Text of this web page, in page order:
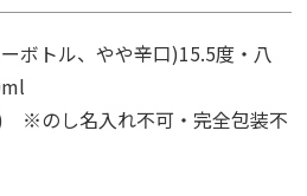
ボトル、やや辛口)15.5度・八
※のし名入れ不可・完全包装不